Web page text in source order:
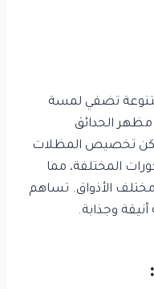
تضفي لمسة
الحدائق
تخصيص المظلات
المختلفة، مما
الأذواق. تساهم
وجذابة.